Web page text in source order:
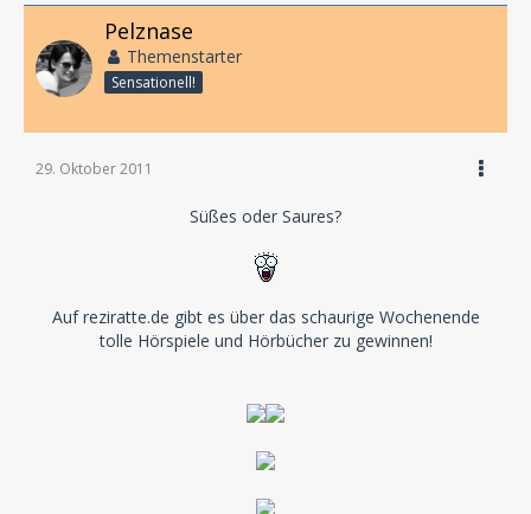
Pelznase
Themenstarter
Sensationell!
29. Oktober 2011
Süßes oder Saures?
Auf reziratte.de gibt es über das schaurige Wochenende
tolle Hörspiele und Hörbücher zu gewinnen!